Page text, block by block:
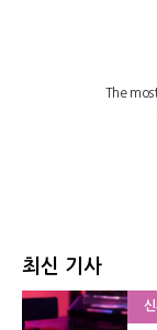
최신 기사